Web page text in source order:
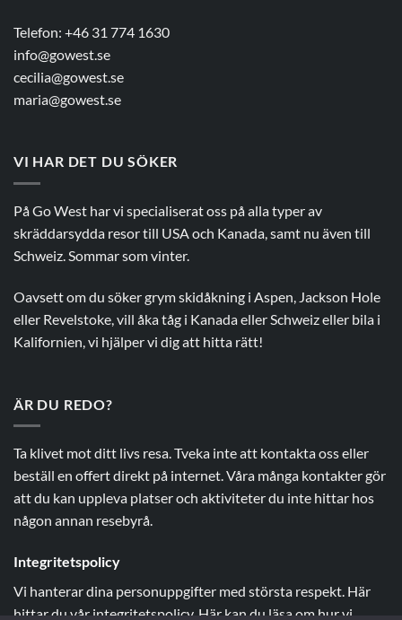
Telefon: +46 31 774 1630
info@gowest.se
cecilia@gowest.se
maria@gowest.se
VI HAR DET DU SÖKER
På Go West har vi specialiserat oss på alla typer av
skräddarsydda resor till USA och Kanada, samt nu även till
Schweiz. Sommar som vinter.
Oavsett om du söker grym skidåkning i Aspen, Jackson Hole
eller Revelstoke, vill åka tåg i Kanada eller Schweiz eller bila i
Kalifornien, vi hjälper vi dig att hitta rätt!
ÄR DU REDO?
Ta klivet mot ditt livs resa. Tveka inte att kontakta oss eller
beställ en offert direkt på internet. Våra många kontakter gör
att du kan uppleva platser och aktiviteter du inte hittar hos
någon annan resebyrå.
Integritetspolicy
Vi hanterar dina personuppgifter med största respekt. Här
hittar du vår integritetspolicy. Här kan du läsa om hur vi